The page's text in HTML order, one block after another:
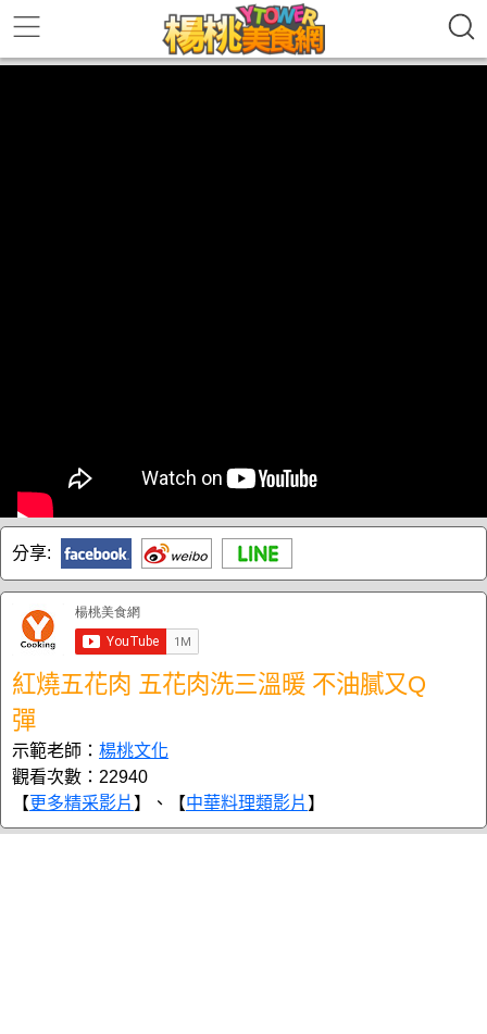
分享:
紅燒五花肉 五花肉洗三溫暖 不油膩又Q
彈
示範老師： 楊桃文化
觀看次數：22940
【更多精采影片 】、【中華料理類影片 】